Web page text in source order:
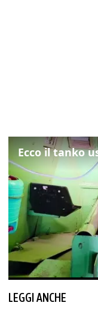
LEGGI ANCHE